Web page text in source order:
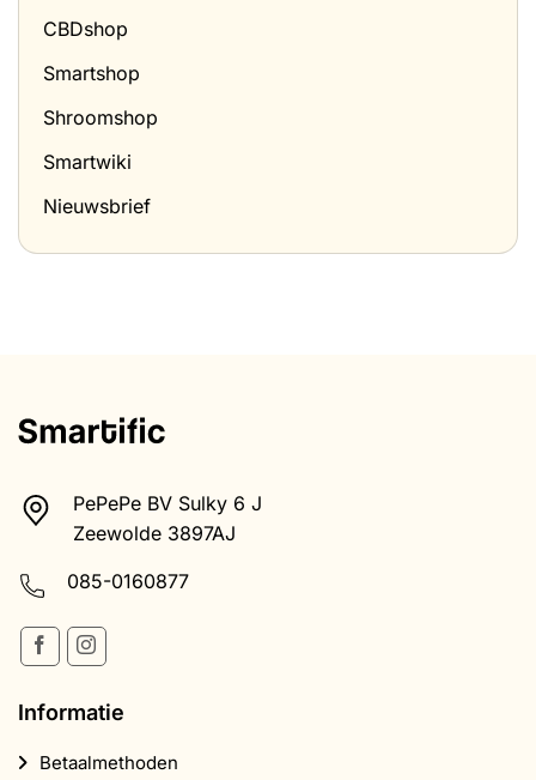
CBDshop
Smartshop
Shroomshop
Smartwiki
Nieuwsbrief
PePePe BV Sulky 6 J
Zeewolde 3897AJ
085-0160877
Informatie
Betaalmethoden